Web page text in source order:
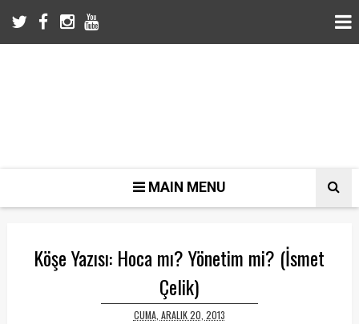
MAIN MENU
Köşe Yazısı: Hoca mı? Yönetim mi? (İsmet
Çelik)
CUMA, ARALIK 20, 2013